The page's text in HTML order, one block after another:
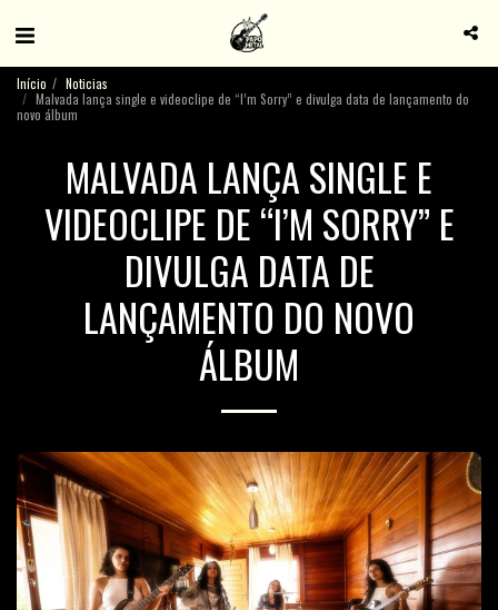
Início
Noticias
Malvada lança single e videoclipe de “I’m Sorry” e divulga data de lançamento do
novo álbum
MALVADA LANÇA SINGLE E
VIDEOCLIPE DE “I’M SORRY” E
DIVULGA DATA DE
LANÇAMENTO DO NOVO
ÁLBUM